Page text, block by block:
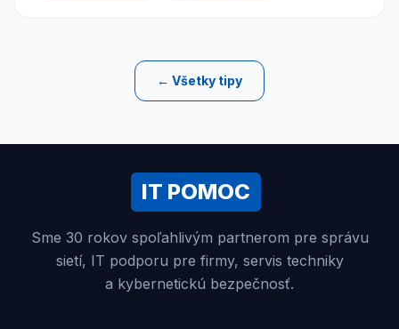
← Všetky tipy
IT POMOC
Sme 30 rokov spoľahlivým partnerom pre správu
sietí, IT podporu pre firmy, servis techniky
a kybernetickú bezpečnosť.